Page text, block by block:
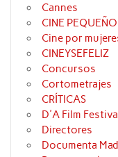
Cannes
CINE PEQUEÑO
Cine por
CINEYSEFELIZ
Concursos
Cortometrajes
CRÍTICAS
D'A Film
Directores
Documenta